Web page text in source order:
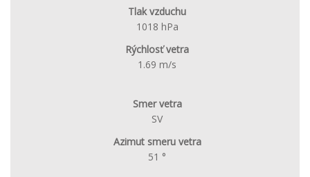
Tlak vzduchu
1018 hPa
Rýchlosť vetra
1.69 m/s
Smer vetra
SV
Azimut smeru vetra
51 °